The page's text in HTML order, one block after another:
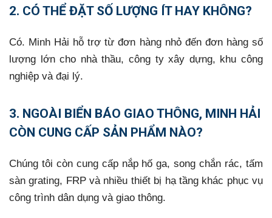
2. CÓ THỂ ĐẶT SỐ LƯỢNG ÍT HAY KHÔNG?
Có. Minh Hải hỗ trợ từ đơn hàng nhỏ đến đơn hàng số
lượng lớn cho nhà thầu, công ty xây dựng, khu công
nghiệp và đại lý.
3. NGOÀI BIỂN BÁO GIAO THÔNG, MINH HẢI
CÒN CUNG CẤP SẢN PHẨM NÀO?
Chúng tôi còn cung cấp nắp hố ga, song chắn rác, tấm
sàn grating, FRP và nhiều thiết bị hạ tầng khác phục vụ
công trình dân dụng và giao thông.